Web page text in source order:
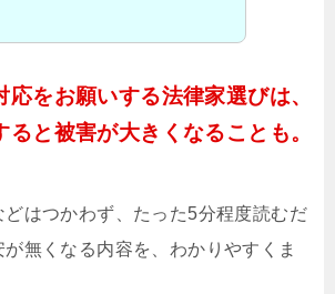
応をお願いする法律家選びは、
と被害が大きくなることも。
はつかわず、たった5分程度読むだ
無くなる内容を、わかりやすくま